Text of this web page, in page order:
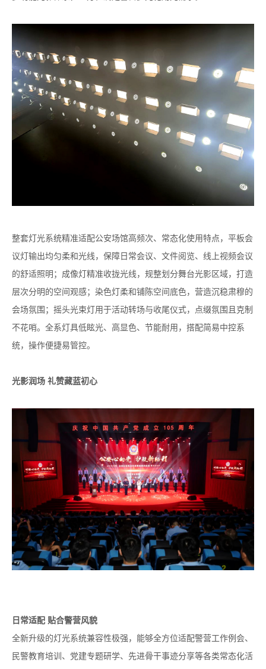
整套灯光系统精准适配公安场馆高频次、常态化使用特点，平板会
议灯输出均匀柔和光线，保障日常会议、文件阅览、线上视频会议
的舒适照明；成像灯精准收拢光线，规整划分舞台光影区域，打造
层次分明的空间观感；染色灯柔和铺陈空间底色，营造沉稳肃穆的
会场氛围；摇头光束灯用于活动转场与收尾仪式，点缀氛围且克制
不花哨。全系灯具低眩光、高显色、节能耐用，搭配简易中控系
统，操作便捷易管控。
光影润场 礼赞藏蓝初心
日常适配 贴合警营风貌
全新升级的灯光系统兼容性极强，能够全方位适配警营工作例会、
民警教育培训、党建专题研学、先进骨干事迹分享等各类常态化活